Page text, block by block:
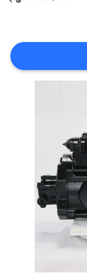
हमसे
संपर्क